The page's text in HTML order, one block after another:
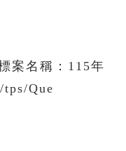
案名稱：115年
Que